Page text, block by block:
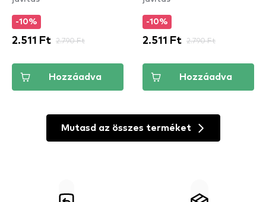
-10%
2.511 Ft 2.790 Ft
Hozzáadva
-10%
2.511 Ft 2.790 Ft
Hozzáadva
Mutasd az összes terméket